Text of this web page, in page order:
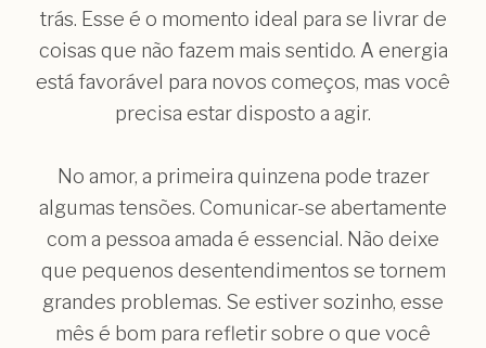
trás. Esse é o momento ideal para se livrar de
coisas que não fazem mais sentido. A energia
está favorável para novos começos, mas você
precisa estar disposto a agir.
No amor, a primeira quinzena pode trazer
algumas tensões. Comunicar-se abertamente
com a pessoa amada é essencial. Não deixe
que pequenos desentendimentos se tornem
grandes problemas. Se estiver sozinho, esse
mês é bom para refletir sobre o que você